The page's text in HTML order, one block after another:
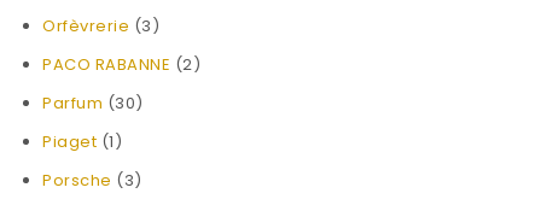
Orfèvrerie (3)
PACO RABANNE (2)
Parfum (30)
Piaget (1)
Porsche (3)